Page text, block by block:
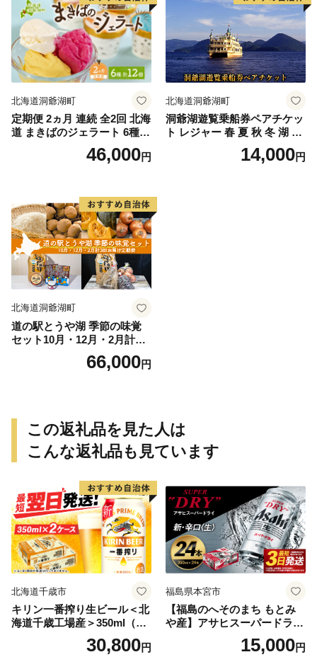
北海道洞爺湖町
定期便 2ヵ月 連続 全2回 北海
道 まきばのジェラート 6種
各2個 計12個 セット ジェラ
ート ミルク 赤しそ カムイミ
ム 保存料不使用 シャーベッ
ト アイス 牛乳 送料無料
46,000円
北海道洞爺湖町
洞爺湖遊覧乗船券ペアチケッ
ト レジャー 春 夏 秋 冬 湖 人
気 パワースポット 北海道 洞
爺湖町 入場券 優待券 ふるさ
14,000円
北海道洞爺湖町
道の駅とうや湖 季節の味覚
セット10月・12月・2月計3回
お届け定期便 野菜 ゆめぴり
か 北海道 洞爺湖町 秋の味覚
66,000円
この返礼品を見た人は
こんな返礼品も見ています
北海道千歳市
キリン一番搾り生ビール＜北
海道千歳工場産＞350ml（24
30,800円
福島県本宮市
【福島のへそのまち もとみ
や産】アサヒスーパードライ
350ml×24本 合計8.4L 1ケー
ス アルコール度数5% 缶ビー
15,000円